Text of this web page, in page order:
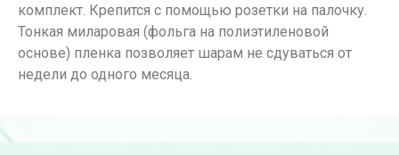
комплект. Крепится с помощью розетки на палочку.
Тонкая миларовая (фольга на полиэтиленовой
основе) пленка позволяет шарам не сдуваться от
недели до одного месяца.